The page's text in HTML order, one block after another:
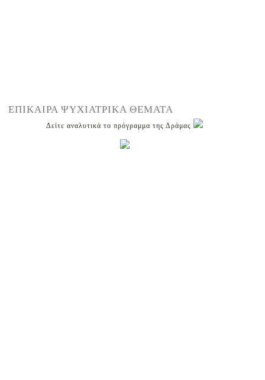
ΕΠΙΚΑΙΡΑ ΨΥΧΙΑΤΡΙΚΑ ΘΕΜΑΤΑ
Δείτε αναλυτικά το πρόγραμμα της Δράμας